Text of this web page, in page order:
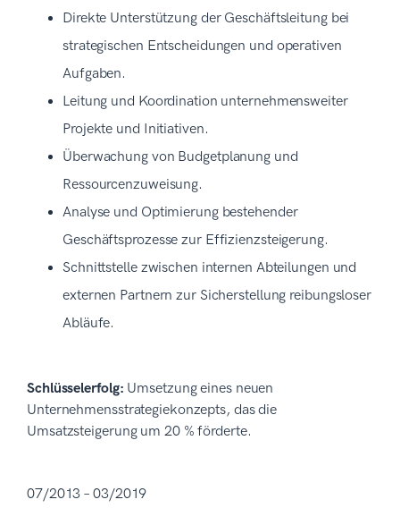
Direkte Unterstützung der Geschäftsleitung bei
strategischen Entscheidungen und operativen
Aufgaben.
Leitung und Koordination unternehmensweiter
Projekte und Initiativen.
Überwachung von Budgetplanung und
Ressourcenzuweisung.
Analyse und Optimierung bestehender
Geschäftsprozesse zur Effizienzsteigerung.
Schnittstelle zwischen internen Abteilungen und
externen Partnern zur Sicherstellung reibungsloser
Abläufe.
Schlüsselerfolg: Umsetzung eines neuen
Unternehmensstrategiekonzepts, das die
Umsatzsteigerung um 20 % förderte.
07/2013 – 03/2019